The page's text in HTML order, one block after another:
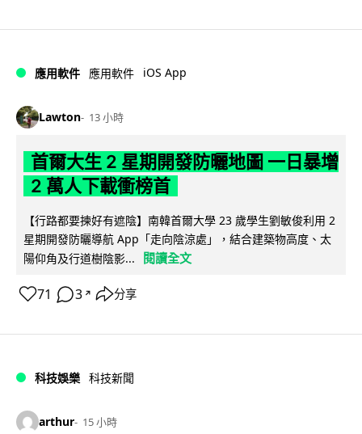
應用軟件 應用軟件 iOS App
Lawton 13 小時
首爾大生 2 星期開發防曬地圖 一日暴增
2 萬人下載衝榜首
【行路都要揀好有遮陰】南韓首爾大學 23 歲學生劉敏俊利用 2
星期開發防曬導航 App「走向陰涼處」，結合建築物高度、太
陽仰角及行道樹陰影...
閱讀全文
71 3 ↗ 分享
科技娛樂 科技新聞
arthur 15 小時